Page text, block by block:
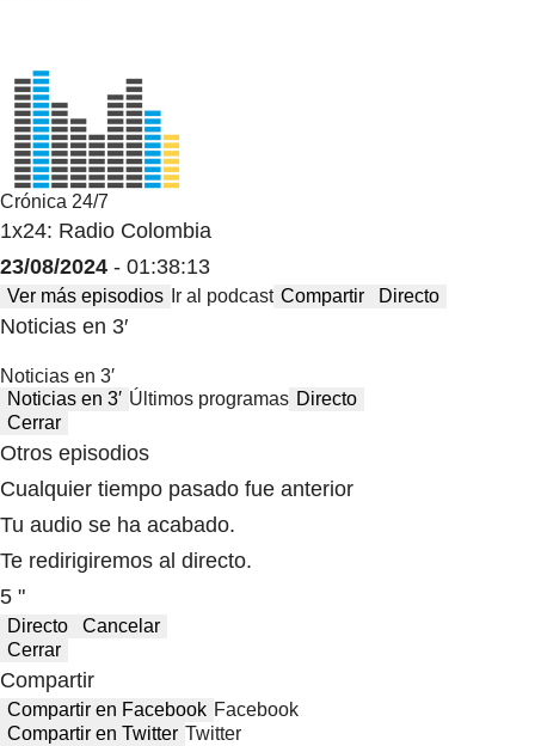
Crónica 24/7
1x24: Radio Colombia
23/08/2024 - 01:38:13
Ver más episodios Ir al podcast Compartir Directo
Noticias en 3′
Noticias en 3′
Noticias en 3′ Últimos programas Directo
Cerrar
Otros episodios
Cualquier tiempo pasado fue anterior
Tu audio se ha acabado.
Te redirigiremos al directo.
5 "
Directo
Cancelar
Cerrar
Compartir
Compartir en Facebook Facebook
Compartir en Twitter Twitter